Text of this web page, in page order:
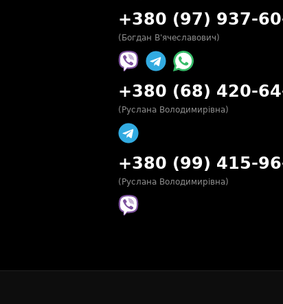
+380 (97) 937-
(Богдан В'ячеславович)
+380 (68) 420-
(Руслана Володимирівна)
+380 (99) 415-
(Руслана Володимирівна)